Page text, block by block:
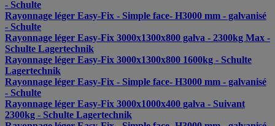
- Schulte
Rayonnage léger Easy-Fix - Simple face- H3000 mm - galvanisé
- Schulte
Rayonnage léger Easy-Fix 3000x1300x800 galva - 2300kg Max -
Schulte Lagertechnik
Rayonnage léger Easy-Fix 3000x1300x800 1600kg - Schulte
Lagertechnik
Rayonnage léger Easy-Fix - Simple face- H3000 mm - galvanisé
- Schulte
Rayonnage léger Easy-Fix 3000x1000x400 galva - Suivant
2300kg - Schulte Lagertechnik